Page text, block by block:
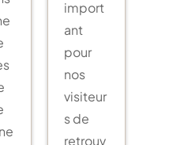
import
ant
pour
nos
visiteur
s de
retrouv